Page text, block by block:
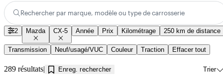
Rechercher par marque, modèle ou type de carrosserie
2 Mazda CX-5 Année Prix Kilométrage 250 km de distance
Transmission Neuf/usagé/VUC Couleur Traction Effacer tout
289 résultats Enreg. rechercher Trier